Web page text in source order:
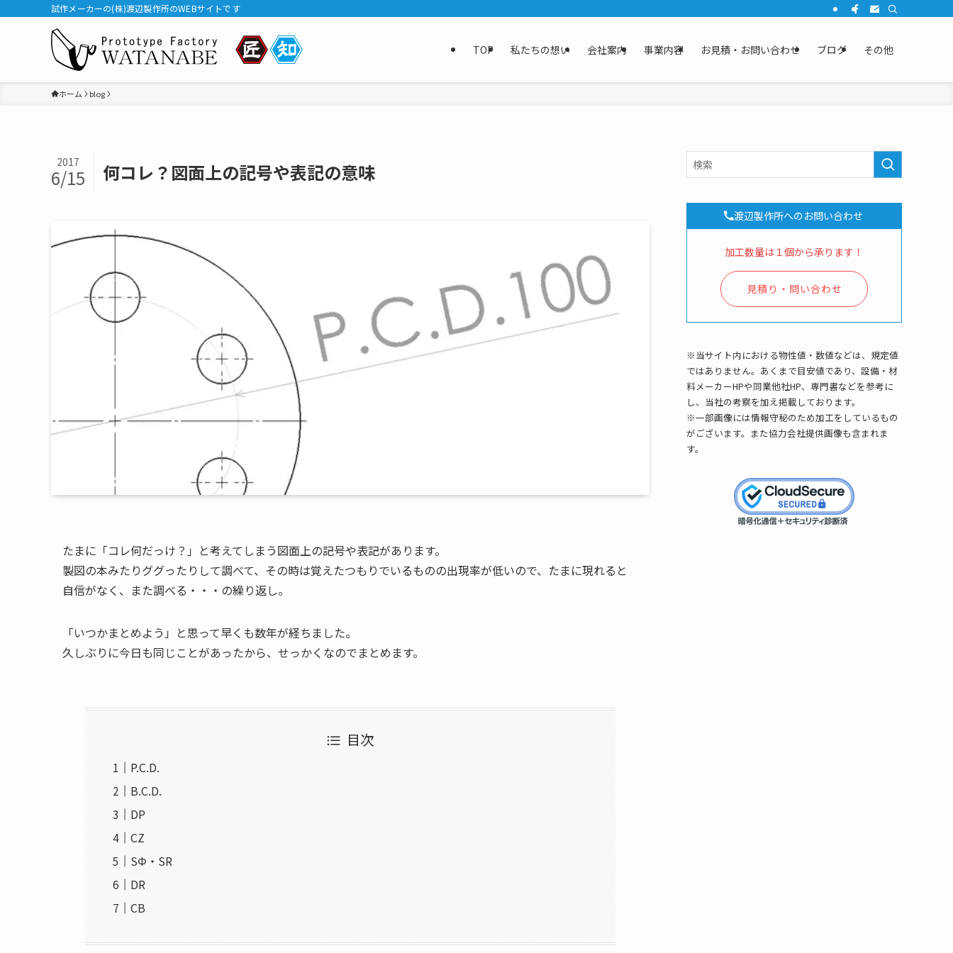
試作メーカーの(株)渡辺製作所のWEBサイトです
TOP 私たちの想い 会社案内 事業内容 お見積・お問い合わせ ブログ その他
ホーム blog
何コレ？図面上の記号や表記の意味
2017
6/15
たまに「コレ何だっけ？」と考えてしまう図面上の記号や表記があります。
製図の本みたりググったりして調べて、その時は覚えたつもりでいるものの出現率が低いので、たまに現れると
自信がなく、また調べる・・・の繰り返し。
「いつかまとめよう」と思って早くも数年が経ちました。
久しぶりに今日も同じことがあったから、せっかくなのでまとめます。
目次
P.C.D.
B.C.D.
DP
CZ
SΦ・SR
DR
CB
渡辺製作所へのお問い合わせ
加工数量は１個から承ります！
見積り・問い合わせ
※当サイト内における物性値・数値などは、規定値
ではありません。あくまで目安値であり、設備・材
料メーカーHPや同業他社HP、専門書などを参考に
し、当社の考察を加え掲載しております。
※一部画像には情報守秘のため加工をしているもの
がございます。また協力会社提供画像も含まれま
す。